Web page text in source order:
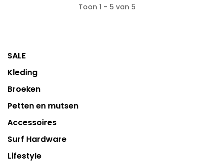
Toon 1 - 5 van 5
SALE
Kleding
Broeken
Petten en mutsen
Accessoires
Surf Hardware
Lifestyle